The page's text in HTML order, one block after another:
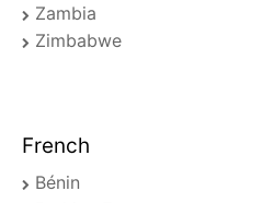
Zambia
Zimbabwe
French
Bénin